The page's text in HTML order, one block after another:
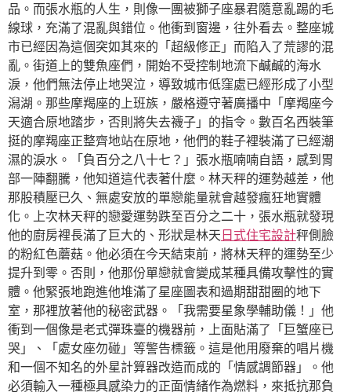
品。而張水瓶的人生，則像一團被獅子座暴君隨意亂踢的毛
線球，充滿了混亂與錯位。他衝到窗邊，往外看去。整座城
市已經因為這個突如其來的「超級修正」而陷入了荒謬的混
亂。街道上的雙魚座們，開始不受控制地流下鹹鹹的海水
淚，他們無法停止地哭泣，導致城市低窪處已經形成了小型
潟湖。那些摩羯座的上班族，嚴格遵守著廣播中「摩羯座今
天適合原地踏步，否則將失去襪子」的指令。數百名西裝筆
挺的摩羯座正整齊地站在原地，他們的鞋子裡裝滿了已經潮
濕的淚水。「負百分之八十七？」張水瓶喃喃自語，感到胃
部一陣翻騰，他知道這代表著什麼。林天秤的運勢越差，他
那股積壓已久、無處安放的單戀能量就會越發瘋狂地實體
化。上次林天秤的戀愛運勢跌至百分之二十，張水瓶就發現
他的廚房裡長滿了巨大的、形狀是林天 日式住宅設計秤側臉
的粉紅色蘑菇。他必須在今天結束前，將林天秤的運勢至少
提升到零。否則，他那份單戀就會變成某種具備攻擊性的實
體。他緊張地跑進他堆滿了星座圖表和過期甜甜圈的地下
室，那裡放著他的秘密武器。「我需要星象學輔助儀！」他
衝到一個像是老式彈珠臺的機器前，上面貼滿了「巨蟹座已
哭」、「處女座勿碰」等警告標籤。這是他用廢棄的唱片機
和一個不知名的外星計算器改造而成的「情感調節器」。他
必須輸入一種極具感染力的正面情緒作為燃料，來抵抗那負